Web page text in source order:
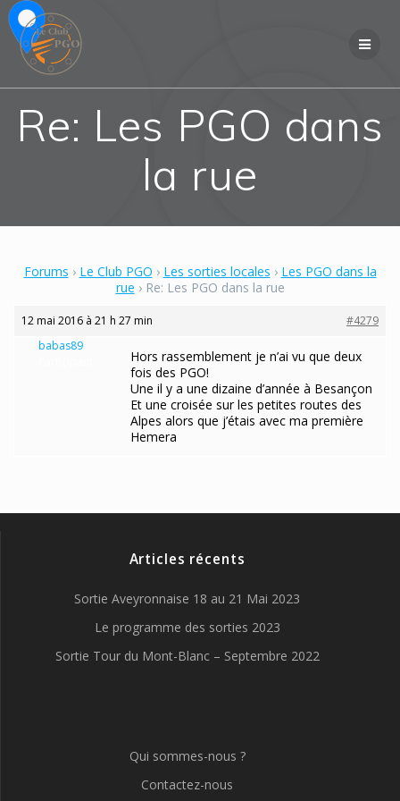
Re: Les PGO dans
la rue
Forums › Le Club PGO › Les sorties locales › Les PGO dans la
rue › Re: Les PGO dans la rue
12 mai 2016 à 21 h 27 min
#4279
babas89
Hors rassemblement je n’ai vu que deux
fois des PGO!
Une il y a une dizaine d’année à Besançon
Et une croisée sur les petites routes des
Alpes alors que j’étais avec ma première
Hemera
Articles récents
Sortie Aveyronnaise 18 au 21 Mai 2023
Le programme des sorties 2023
Sortie Tour du Mont-Blanc – Septembre 2022
Qui sommes-nous ?
Contactez-nous